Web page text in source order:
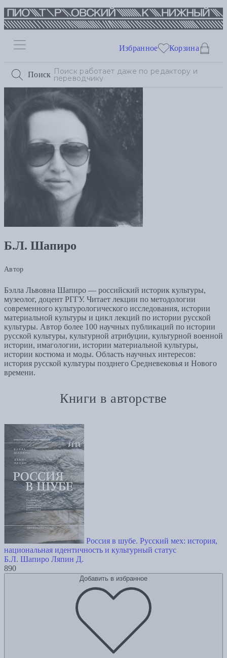
Поиск
Избранное Корзина
Б.Л. Шапиро
Автор
Бэлла Львовна Шапиро — российский историк культуры,
музеолог, доцент РГГУ. Читает лекции по методологии
современного культурологического исследования, истории
материальной культуры и цикл лекций по истории русской
культуры. Автор более 100 научных публикаций по истории
русской культуры, культурной атрибуции, культурной военной
истории, имагологии, истории материальной культуры,
истории костюма и моды. Область научных интересов:
история русской культуры позднего Средневековья и Нового
времени.
Книги в авторстве
Россия в шубе. Русский мех: история,
национальная идентичность и культурный статус
Б.Л. Шапиро Ляпин Д.
890
Добавить в избранное